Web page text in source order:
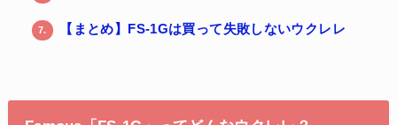
7. 【まとめ】FS-1Gは買って失敗しないウクレレ